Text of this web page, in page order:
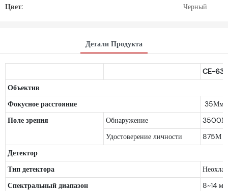
Цвет:
Черный
Детали Продукта
CE-635
Объектив
Фокусное расстояние
35Мм
Поле зрения
Обнаружение
3500М
Удостоверение личности
875М
Детектор
Тип детектора
Спектральный диапазон
8~14